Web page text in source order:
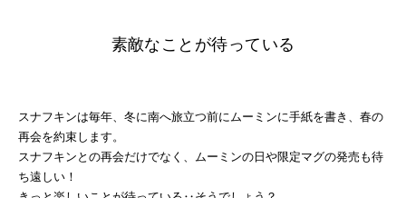
素敵なことが待っている
スナフキンは毎年、冬に南へ旅立つ前にムーミンに手紙を書き、春の
再会を約束します。
スナフキンとの再会だけでなく、ムーミンの日や限定マグの発売も待
ち遠しい！